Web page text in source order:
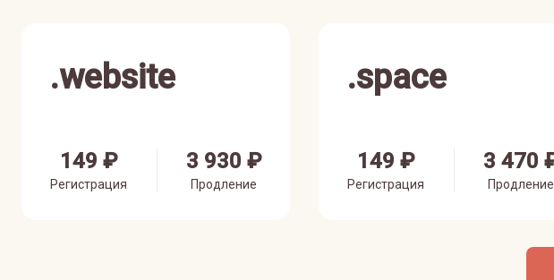
.website
149 ₽
Регистрация
3 930 ₽
Продление
.space
149 ₽
Регистрация
3 470
Продление